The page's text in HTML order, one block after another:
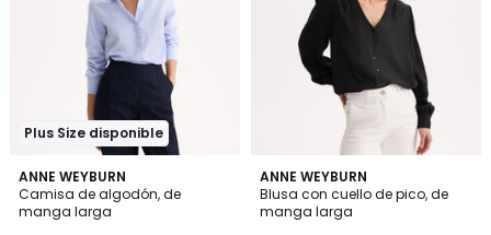
Plus Size disponible
ANNE WEYBURN
Camisa de algodón, de
manga larga
4,1
/ 5
ANNE WEYBURN
Blusa con cuello de pico, de
manga larga
4
/
5
2
Colores